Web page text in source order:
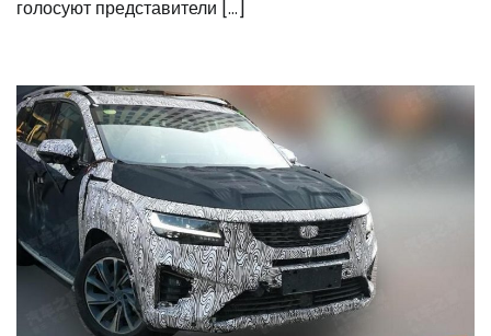
голосуют представители […]